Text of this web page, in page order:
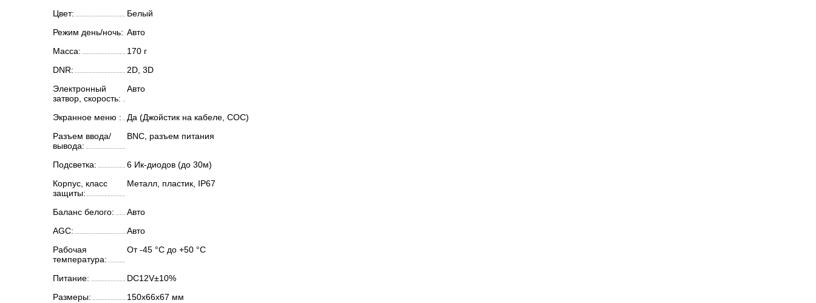
Цвет:
Белый
Режим день/ночь: Авто
Масса:
170 г
DNR:
2D, 3D
Электронный
затвор, скорость:
Авто
Экранное меню :
Да (Джойстик на кабеле, СОС)
Разъем ввода/
вывода:
BNC, разъем питания
Подсветка:
6 Ик-диодов (до 30м)
Корпус, класс
защиты:
Металл, пластик, IP67
Баланс белого:
Авто
AGC:
Авто
Рабочая
температура:
От -45 °С до +50 °С
Питание:
DC12V±10%
Размеры:
150х66х67 мм